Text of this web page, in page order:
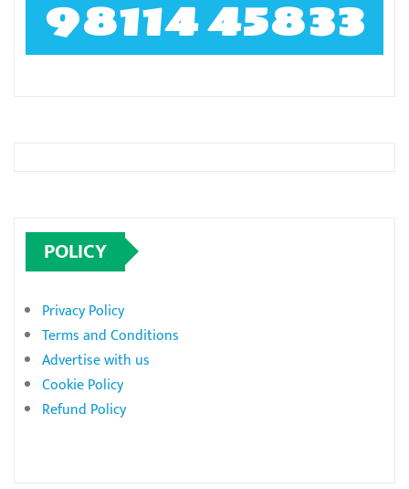
98114 45833
POLICY
Privacy Policy
Terms and Conditions
Advertise with us
Cookie Policy
Refund Policy